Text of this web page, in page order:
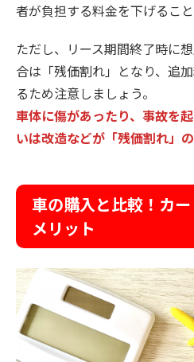
者が負担する料金を下げること
ただし、リース期間終了時に
合は「残価割れ」となり、追
るため注意しましょう。
車体に傷があったり、事故を
いは改造などが「残価割れ」の
車の購入と比較！カ
メリット